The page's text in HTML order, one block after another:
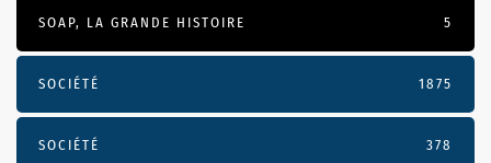
SOAP, LA GRANDE HISTOIRE 5
SOCIÉTÉ 1875
SOCIÉTÉ 378